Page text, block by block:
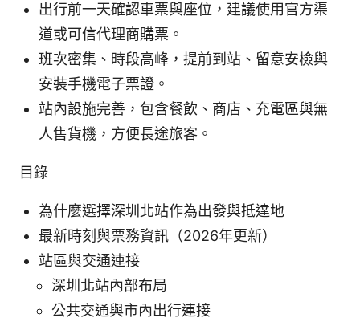
出行前一天確認車票與座位，建議使用官方渠
道或可信代理商購票。
班次密集、時段高峰，提前到站、留意安檢與
安裝手機電子票證。
站內設施完善，包含餐飲、商店、充電區與無
人售貨機，方便長途旅客。
目錄
為什麼選擇深圳北站作為出發與抵達地
最新時刻與票務資訊（2026年更新）
站區與交通連接
深圳北站內部布局
公共交通與市內出行連接